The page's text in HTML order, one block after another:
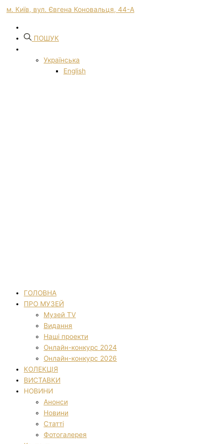
м. Київ, вул. Євгена Коновальця, 44-А
ПОШУК
Українська
English
ГОЛОВНА
ПРО МУЗЕЙ
Музей TV
Видання
Наші проекти
Онлайн-конкурс 2024
Онлайн-конкурс 2026
КОЛЕКЦІЯ
ВИСТАВКИ
НОВИНИ
Анонси
Новини
Статті
Фотогалерея